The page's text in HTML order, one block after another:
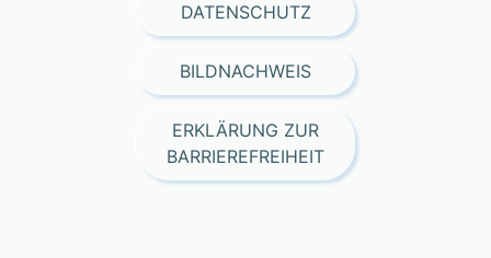
DATENSCHUTZ
BILDNACHWEIS
ERKLÄRUNG ZUR
BARRIEREFREIHEIT